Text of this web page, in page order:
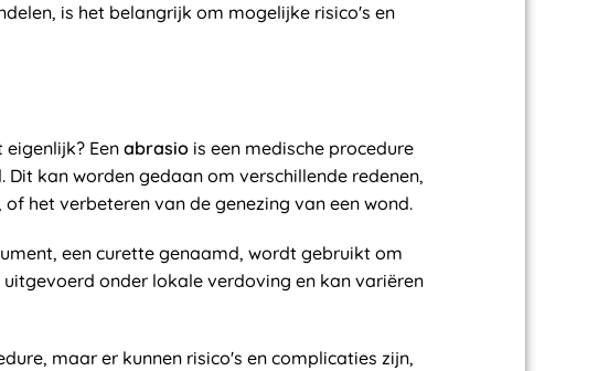
is het belangrijk om mogelijke risico's en
Een abrasio is een medische procedure
kan worden gedaan om verschillende redenen,
het verbeteren van de genezing van een wond.
een curette genaamd, wordt gebruikt om
onder lokale verdoving en kan variëren
maar er kunnen risico's en complicaties zijn,